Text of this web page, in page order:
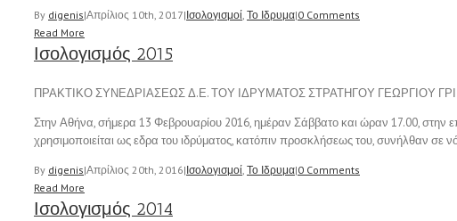
By digenis|Απρίλιος 10th, 2017|Ισολογισμοί Το Ιδρυμα|0 Comments
Read More
Ισολογισμός 2015
ΠΡΑΚΤΙΚΟ ΣΥΝΕΔΡΙΑΣΕΩΣ Δ.Ε. ΤΟΥ ΙΔΡΥΜΑΤΟΣ ΣΤΡΑΤΗΓΟΥ ΓΕΩΡΓΙΟΥ
Στην Αθήνα, σήμερα 13 Φεβρουαρίου 2016, ημέραν Σάββατο και ώραν 17.00, στην
χρησιμοποιείται ως εδρα του ιδρύματος, κατόπιν προσκλήσεως του, συνήλθαν σε
By digenis|Απρίλιος 20th, 2016|Ισολογισμοί, Το Ιδρυμα|0 Comments
Read More
Ισολογισμός 2014